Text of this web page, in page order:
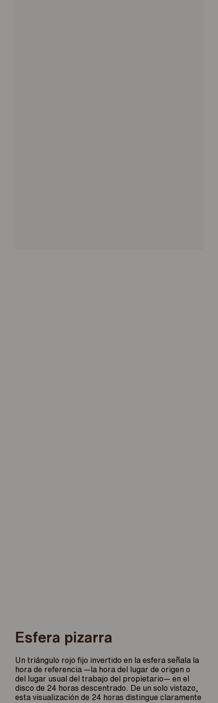
Esfera pizarra
Un triángulo rojo fijo invertido en la esfera señala la
hora de referencia —la hora del lugar de origen o
del lugar usual del trabajo del propietario— en el
disco de 24 horas descentrado. De un solo vistazo,
esta visualización de 24 horas distingue claramente